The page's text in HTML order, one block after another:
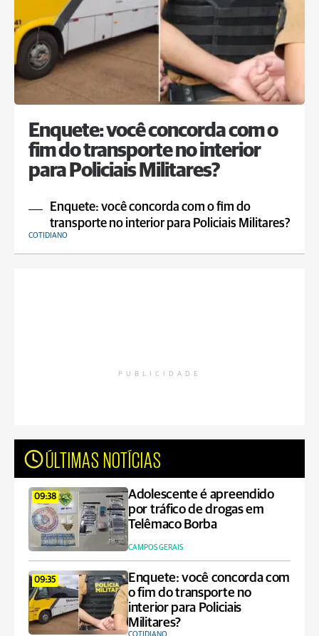
Enquete: você concorda com o
fim do transporte no interior
para Policiais Militares?
Enquete: você concorda com o fim do
transporte no interior para Policiais Militares?
COTIDIANO
PUBLICIDADE
ÚLTIMAS NOTÍCIAS
09:38
Adolescente é apreendido
por tráfico de drogas em
Telêmaco Borba
CAMPOS GERAIS
09:35
Enquete: você concorda com
o fim do transporte no
interior para Policiais
Militares?
COTIDIANO